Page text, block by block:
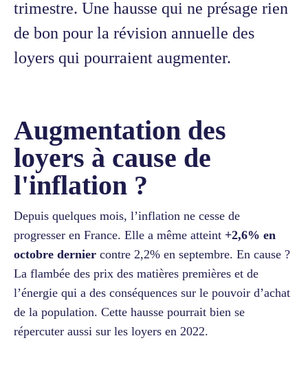
trimestre. Une hausse qui ne présage rien
de bon pour la révision annuelle des
loyers qui pourraient augmenter.
Augmentation des
loyers à cause de
l'inflation ?
Depuis quelques mois, l’inflation ne cesse de
progresser en France. Elle a même atteint +2,6% en
octobre dernier contre 2,2% en septembre. En cause ?
La flambée des prix des matières premières et de
l’énergie qui a des conséquences sur le pouvoir d’achat
de la population. Cette hausse pourrait bien se
répercuter aussi sur les loyers en 2022.